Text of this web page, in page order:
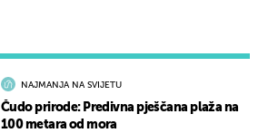
NAJMANJA NA SVIJETU
Čudo prirode: Predivna pješčana plaža na
100 metara od mora